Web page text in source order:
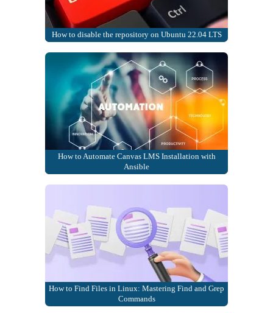
How to disable the repository on Ubuntu 22.04 LTS
How to Automate Canvas LMS Installation with
Ansible
How to Find Files in Linux: Mastering Find and Grep
Commands